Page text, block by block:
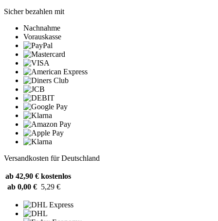
Sicher bezahlen mit
Nachnahme
Vorauskasse
Versandkosten für Deutschland
ab 42,90 € kostenlos
ab 0,00 € 5,29 €